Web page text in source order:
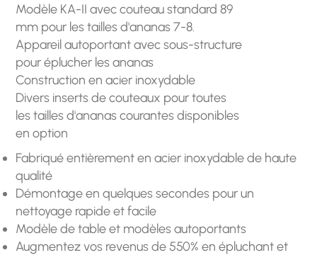
Modèle KA-II avec couteau standard 89
mm pour les tailles d'ananas 7-8.
Appareil autoportant avec sous-structure
pour éplucher les ananas
Construction en acier inoxydable
Divers inserts de couteaux pour toutes
les tailles d'ananas courantes disponibles
en option
Fabriqué entièrement en acier inoxydable de haute
qualité
Démontage en quelques secondes pour un
nettoyage rapide et facile
Modèle de table et modèles autoportants
Augmentez vos revenus de 550% en épluchant et